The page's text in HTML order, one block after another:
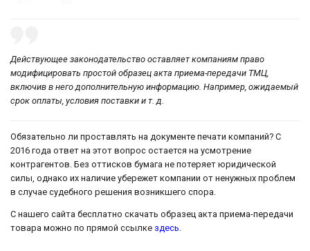
Действующее законодательство оставляет компаниям право
модифицировать простой образец акта приема-передачи ТМЦ,
включив в него дополнительную информацию. Например, ожидаемый
срок оплаты, условия поставки и т. д.
Обязательно ли проставлять на документе печати компаний? С
2016 года ответ на этот вопрос остается на усмотрение
контрагентов. Без оттисков бумага не потеряет юридической
силы, однако их наличие убережет компании от ненужных проблем
в случае судебного решения возникшего спора.
С нашего сайта бесплатно скачать образец акта приема-передачи
товара можно по прямой ссылке здесь.